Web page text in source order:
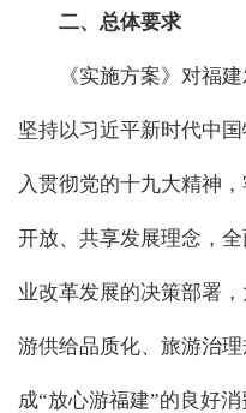
二、总体要求
《实施方案》对福建
坚持以习近平新时代中
入贯彻党的十九大精神
开放、共享发展理念，
业改革发展的决策部署
游供给品质化、旅游治
成“放心游福建”的良好